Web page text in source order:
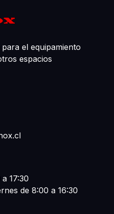
el equipamiento
espacios
17:30
de 8:00 a 16:30